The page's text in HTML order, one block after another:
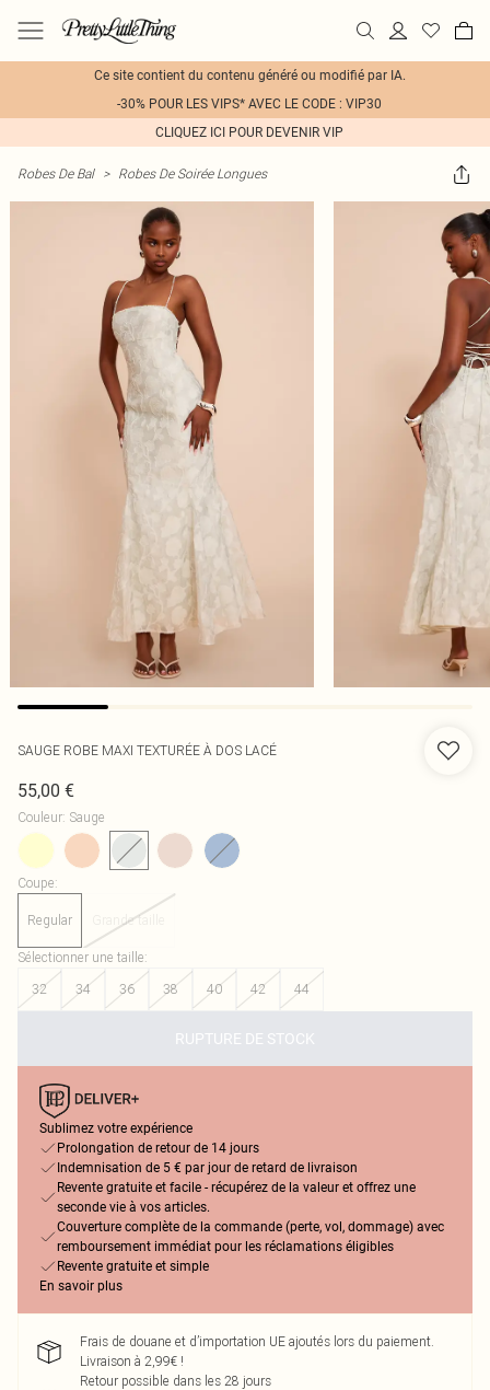
Ce site contient du contenu généré ou modifié par IA.
-30% POUR LES VIPS* AVEC LE CODE : VIP30
CLIQUEZ ICI POUR DEVENIR VIP
Robes De Bal > Robes De Soirée Longues
SAUGE ROBE MAXI TEXTURÉE À DOS LACÉ
55,00 €
Couleur: Sauge
Coupe:
Regular Grande taille
Sélectionner une taille:
32
34 36 38 40 42 44
RUPTURE DE STOCK
Sublimez votre expérience
Prolongation de retour de 14 jours
Indemnisation de 5 € par jour de retard de livraison
Revente gratuite et facile - récupérez de la valeur et offrez une
seconde vie à vos articles.
Couverture complète de la commande (perte, vol, dommage) avec
remboursement immédiat pour les réclamations éligibles
Revente gratuite et simple
En savoir plus
Frais de douane et d’importation UE ajoutés lors du paiement.
Livraison à 2,99€ !
Retour possible dans les 28 jours